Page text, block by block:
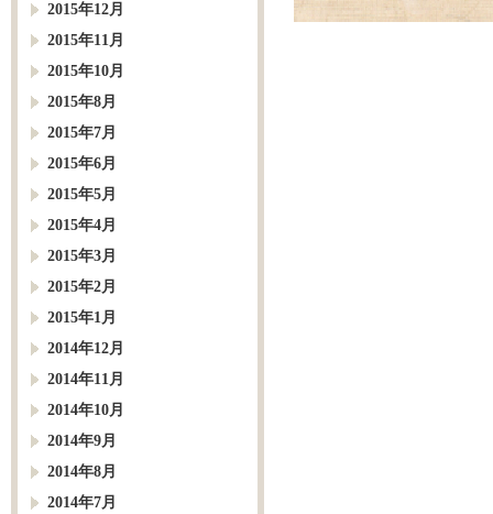
2015年12月
2015年11月
2015年10月
2015年8月
2015年7月
2015年6月
2015年5月
2015年4月
2015年3月
2015年2月
2015年1月
2014年12月
2014年11月
2014年10月
2014年9月
2014年8月
2014年7月